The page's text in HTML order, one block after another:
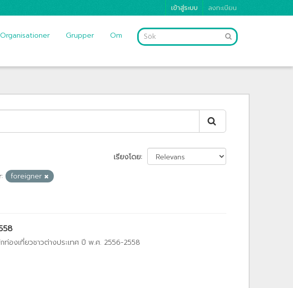
เข้าสู่ระบบ ลงทะเบียน
Organisationer Grupper Om
เรียงโดย
foreigner
องเที่ยวชาวต่างประเทศ ปี พ.ศ. 2556-2558